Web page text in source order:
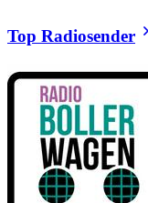
Top Radiosender